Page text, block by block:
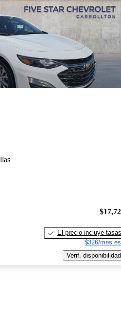
El precio incluye tasas
$326/mes
Verif. disponibilidad